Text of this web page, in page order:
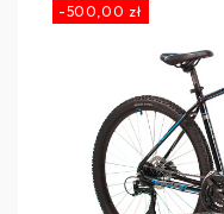
-500,00 zł